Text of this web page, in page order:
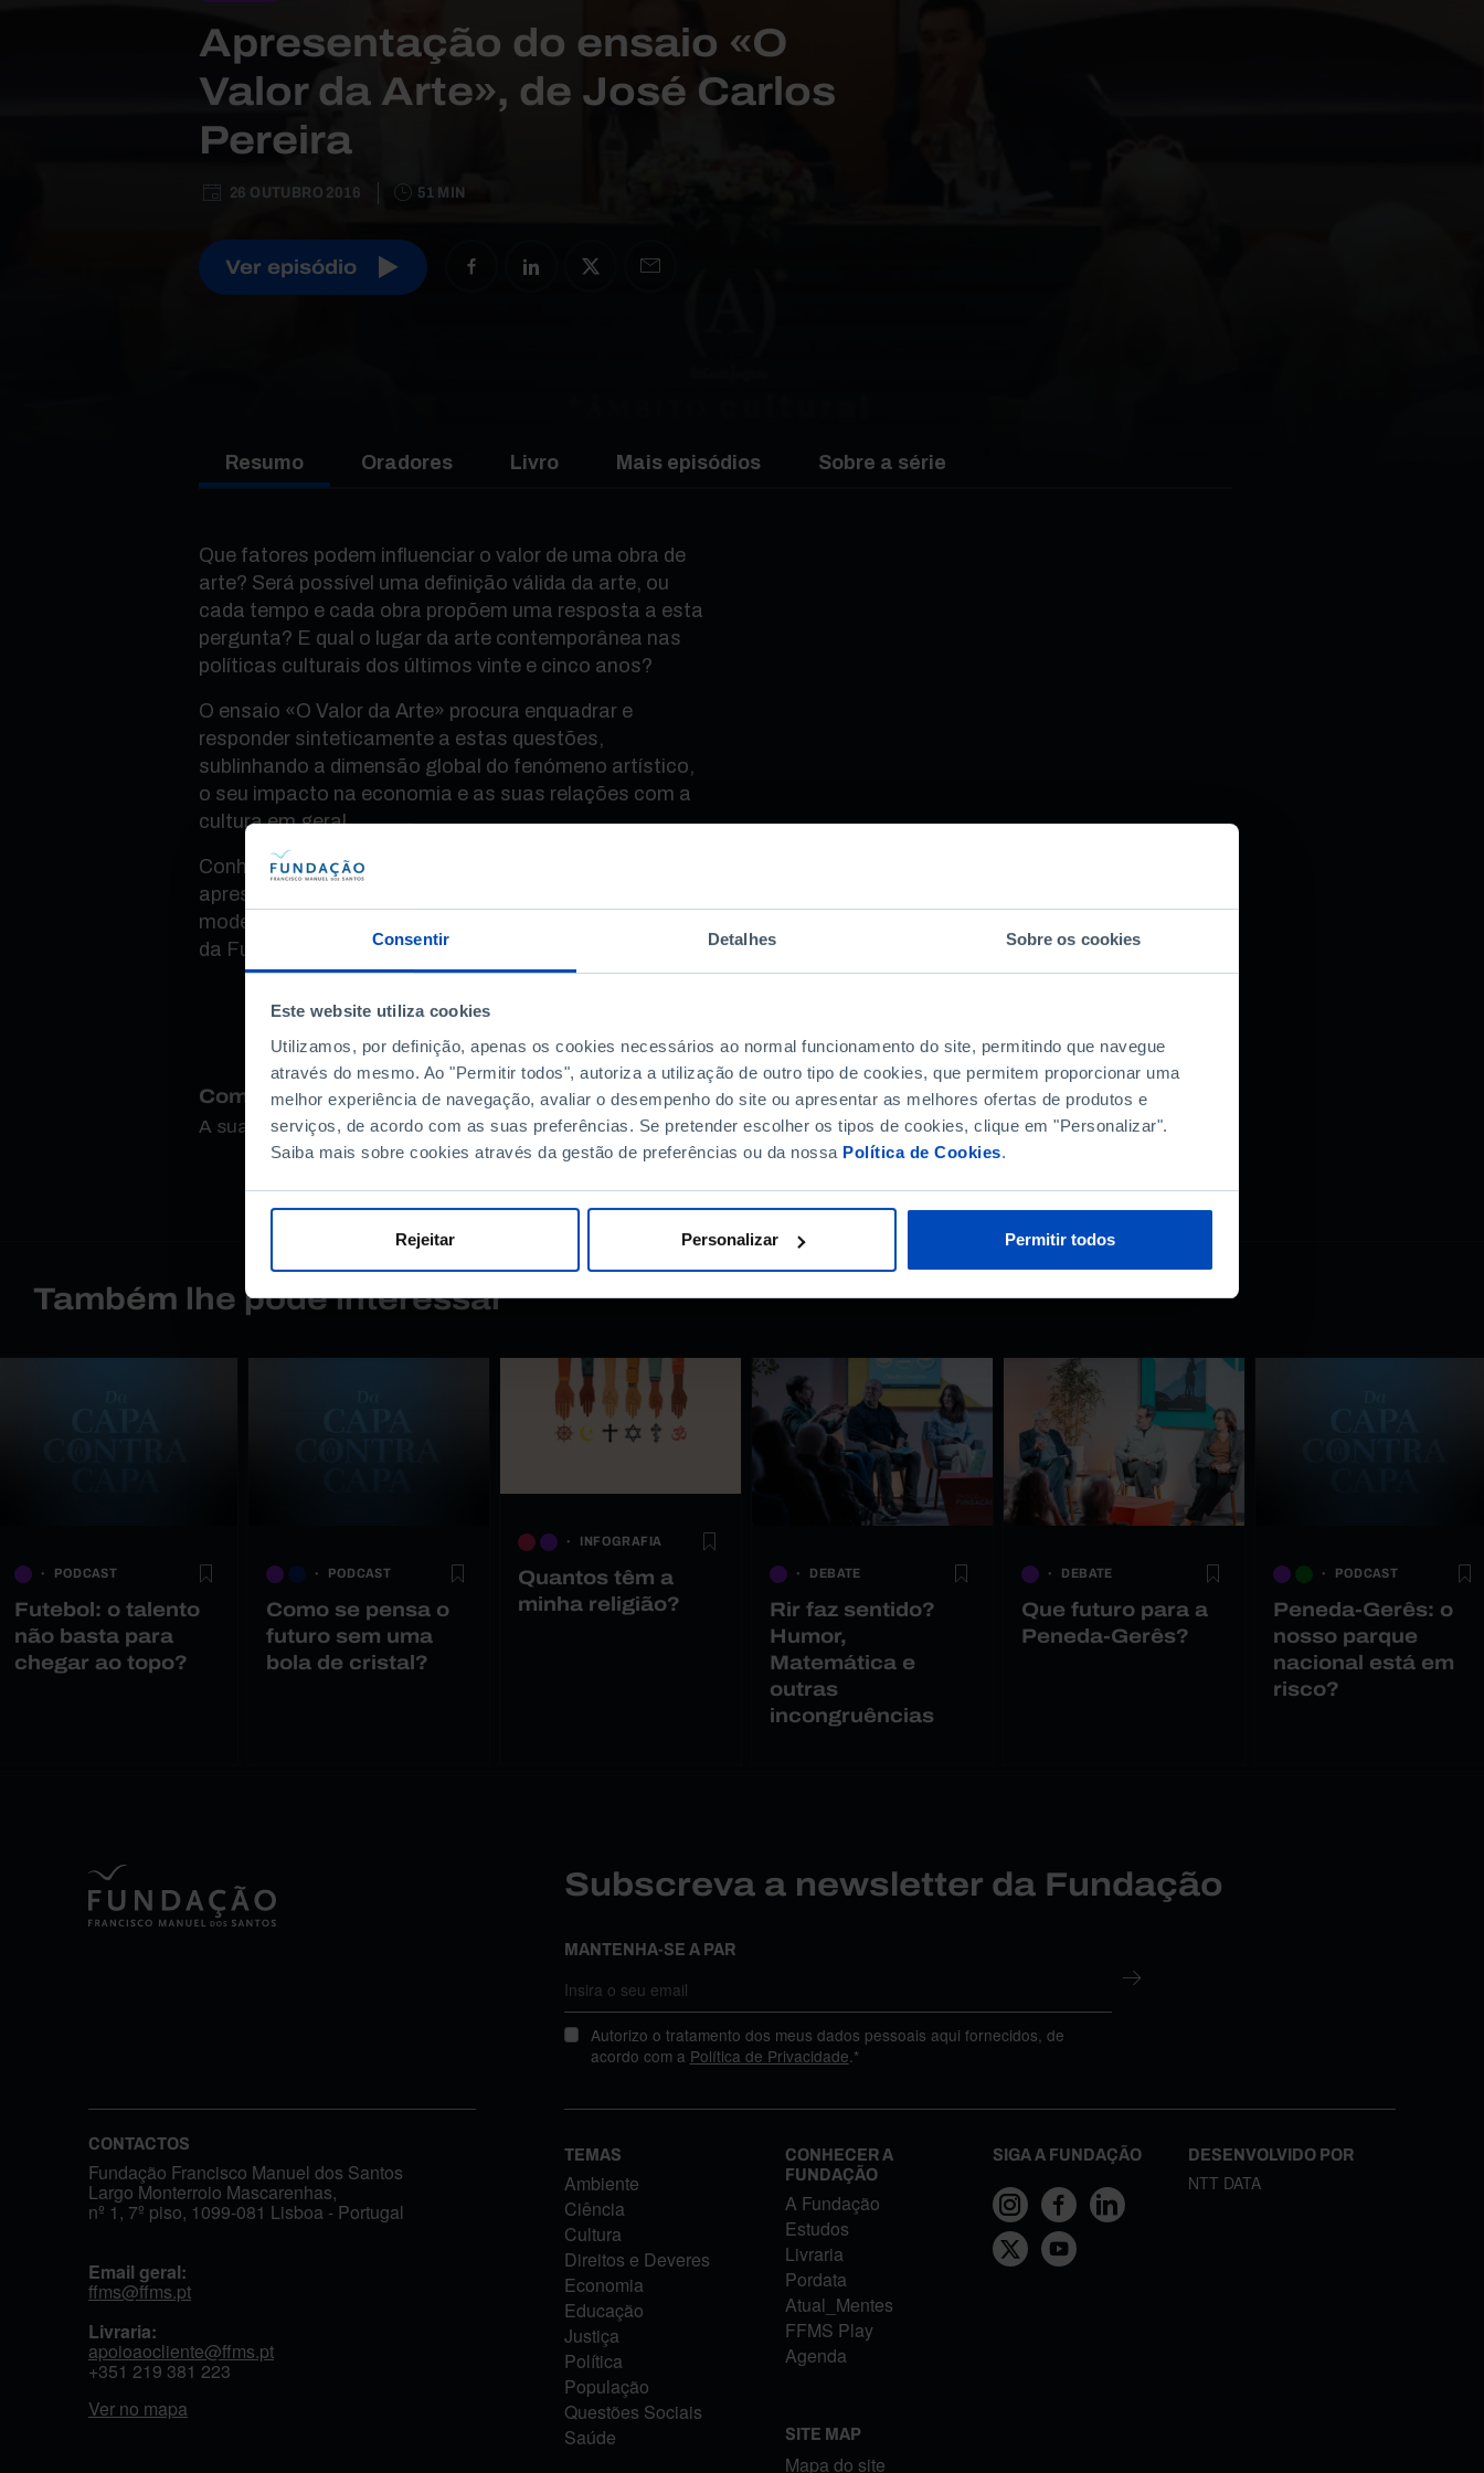
Consentir Detalhes Sobre os cookies
Este website utiliza cookies
Utilizamos, por definição, apenas os cookies necessários ao normal funcionamento do site, permitindo que navegue
através do mesmo. Ao "Permitir todos", autoriza a utilização de outro tipo de cookies, que permitem proporcionar uma
melhor experiência de navegação, avaliar o desempenho do site ou apresentar as melhores ofertas de produtos e
serviços, de acordo com as suas preferências. Se pretender escolher os tipos de cookies, clique em "Personalizar".
Saiba mais sobre cookies através da gestão de preferências ou da nossa Política de Cookies.
Rejeitar Personalizar Permitir todos
Apresentação do ensaio «O
Valor da Arte», de José Carlos
Pereira
26 OUTUBRO 2016 51 MIN
Ver episódio
Resumo Oradores Livro Mais episódios Sobre a série
Que fatores podem influenciar o valor de uma obra de
arte? Será possível uma definição válida da arte, ou
cada tempo e cada obra propõem uma resposta a esta
pergunta? E qual o lugar da arte contemporânea nas
políticas culturais dos últimos vinte e cinco anos?
O ensaio «O Valor da Arte» procura enquadrar e
responder sinteticamente a estas questões,
sublinhando a dimensão global do fenómeno artístico,
o seu impacto na economia e as suas relações com a
cultura em geral.
Conheça o livro de José Carlos Teixeira, nesta
apresentação que o junta ao curador Alexandre Melo. A
moderação é de António Araújo, diretor de publicações
da Fundação Francisco Manuel dos Santos.
Como avalia este conteúdo?
A sua opinião é importante.
Também lhe pode interessar
PODCAST
Futebol: o talento
não basta para
chegar ao topo?
PODCAST
Como se pensa o
futuro sem uma
bola de cristal?
INFOGRAFIA
Quantos têm a
minha religião?
DEBATE
Rir faz sentido?
Humor,
Matemática e
outras
incongruências
DEBATE
Que futuro para a
Peneda-Gerês?
PODCAST
Peneda-Gerês: o
nosso parque
nacional está em
risco?
Subscreva a newsletter da Fundação
MANTENHA-SE A PAR
Autorizo o tratamento dos meus dados pessoais aqui fornecidos, de
acordo com a Política de Privacidade .*
CONTACTOS
Fundação Francisco Manuel dos Santos
Largo Monterroio Mascarenhas,
nº 1, 7º piso, 1099-081 Lisboa - Portugal
Email geral:
ffms@ffms.pt
Livraria:
apoioaocliente@ffms.pt
+351 219 381 223
Ver no mapa
TEMAS
Ambiente
Ciência
Cultura
Direitos e Deveres
Economia
Educação
Justiça
Política
População
Questões Sociais
Saúde
CONHECER A
FUNDAÇÃO
A Fundação
Estudos
Livraria
Pordata
Atual_Mentes
FFMS Play
Agenda
SITE MAP
Mapa do site
SIGA A FUNDAÇÃO DESENVOLVIDO POR
NTT DATA